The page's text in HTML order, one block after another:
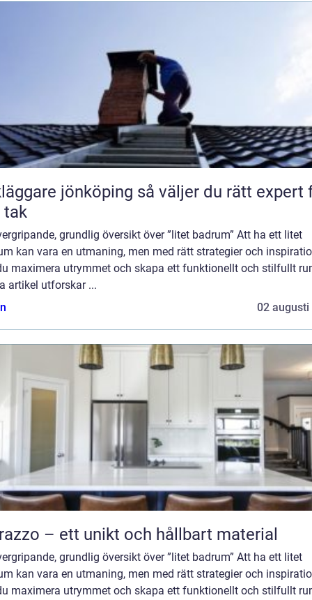
jönköping så väljer du rätt expert för
grundlig översikt över ”litet badrum” Att ha ett litet
kan vara en utmaning, men med rätt strategier och
maximera utrymmet och skapa ett funktionellt och stilfullt
artikel utforskar ...
02 augusti
– ett unikt och hållbart material
grundlig översikt över ”litet badrum” Att ha ett litet
kan vara en utmaning, men med rätt strategier och
maximera utrymmet och skapa ett funktionellt och stilfullt